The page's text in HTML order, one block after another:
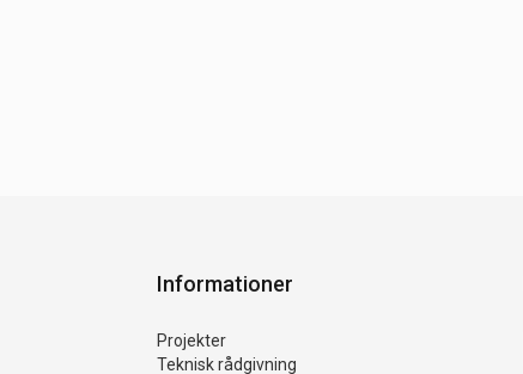
Informationer
Projekter
Teknisk rådgivning